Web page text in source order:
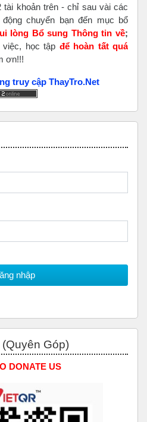
tài khoản trên - chỉ sau vài các
chuyển bạn đến mục bổ
lòng Bổ sung Thông tin về;
học tập để hoàn tấtquá
ơn!!!
truy cập ThayTro.Net
Góp)
DONATE US